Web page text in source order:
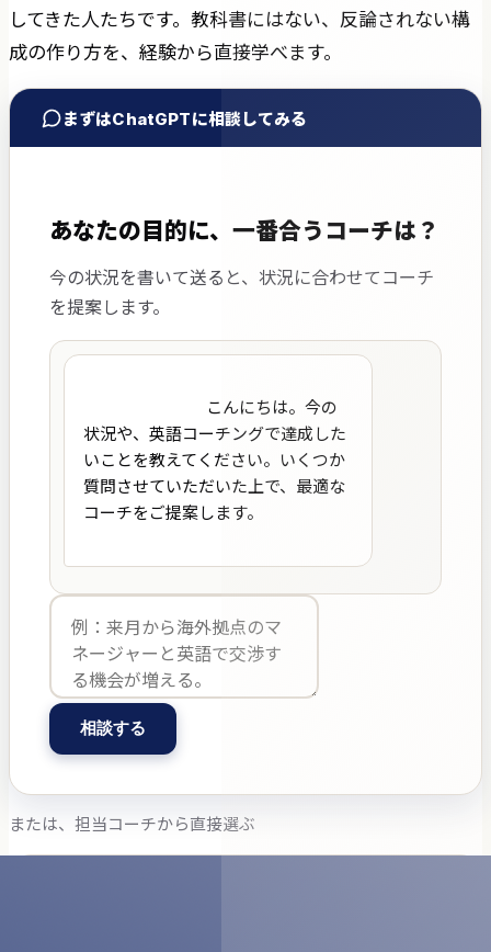
してきた人たちです。教科書にはない、反論されない構
成の作り方を、経験から直接学べます。
まずはChatGPTに相談してみる
あなたの目的に、一番合うコーチは？
今の状況を書いて送ると、状況に合わせてコーチ
を提案します。
状況や、英語コーチングで達成した
いことを教えてください。いくつか
質問させていただいた上で、最適な
コーチをご提案します。
相談する
または、担当コーチから直接選ぶ